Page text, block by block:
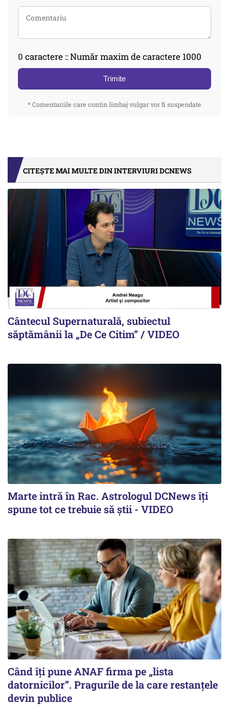
0 caractere :: Număr maxim de caractere 1000
Trimite
* Comentariile care contin limbaj vulgar vor fi suspendate
CITEȘTE MAI MULTE DIN INTERVIURI DCNEWS
Cântecul Supernaturală, subiectul
săptămânii la „De Ce Citim” / VIDEO
Marte intră în Rac. Astrologul DCNews îți
spune tot ce trebuie să știi - VIDEO
Când îți pune ANAF firma pe „lista
datornicilor”. Pragurile de la care restanțele
devin publice